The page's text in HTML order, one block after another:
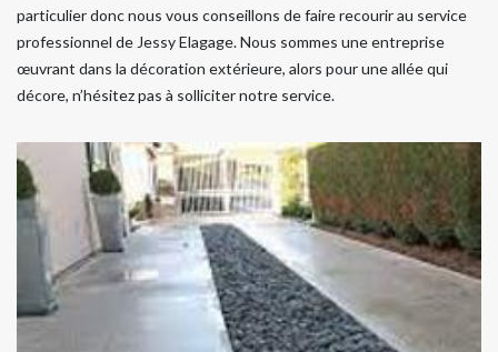
particulier donc nous vous conseillons de faire recourir au service
professionnel de Jessy Elagage. Nous sommes une entreprise
œuvrant dans la décoration extérieure, alors pour une allée qui
décore, n’hésitez pas à solliciter notre service.